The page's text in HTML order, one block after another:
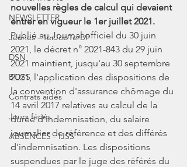
NEWSLETTER
Jeunes - 1erJob1erBP
DSN
BOSS
Contrats aidés
Jours fériés
ABSENCES - IJSS
nouvelles règles de calcul qui devaient
entrer en vigueur le 1er juillet 2021.
Publié au Journal officiel du 30 juin
2021, le décret n° 2021-843 du 29 juin
2021 maintient, jusqu'au 30 septembre
2021, l'application des dispositions de
la convention d'assurance chômage du
14 avril 2017 relatives au calcul de la
durée d'indemnisation, du salaire
journalier de référence et des différés
d'indemnisation. Les dispositions
suspendues par le juge des référés du